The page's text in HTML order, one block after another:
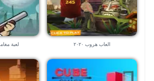
العاب هروب ٢٠٢٠ لعبة